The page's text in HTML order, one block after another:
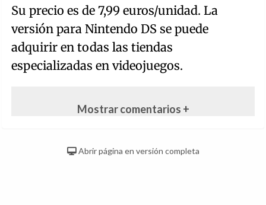
Su precio es de 7,99 euros/unidad. La
versión para Nintendo DS se puede
adquirir en todas las tiendas
especializadas en videojuegos.
Mostrar comentarios +
Abrir página en versión completa